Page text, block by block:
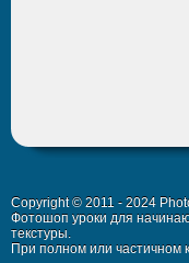
Copyright © 2011 - 2024
Фотошоп уроки для
текстуры.
При полном или частичном